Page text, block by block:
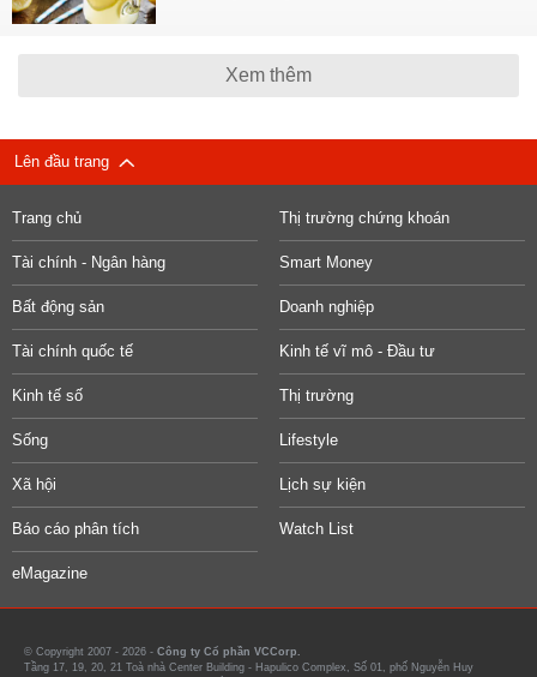
Xem thêm
Lên đầu trang
Trang chủ Thị trường chứng khoán
Tài chính - Ngân hàng Smart Money
Bất động sản Doanh nghiệp
Tài chính quốc tế Kinh tế vĩ mô - Đầu tư
Kinh tế số Thị trường
Sống Lifestyle
Xã hội Lịch sự kiện
Báo cáo phân tích Watch List
eMagazine
© Copyright 2007 - 2026 - Công ty Cổ phần VCCorp.
Tầng 17, 19, 20, 21 Toà nhà Center Building - Hapulico Complex, Số 01, phố Nguyễn Huy